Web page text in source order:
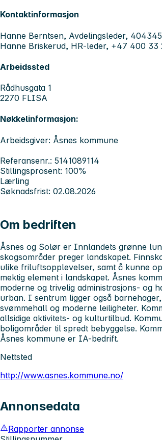
Kontaktinformasjon
Hanne Berntsen, Avdelingsleder,
Hanne Briskerud, HR-leder, +47 400 33
Arbeidssted
Rådhusgata 1
2270 FLISA
Nøkkelinformasjon:
Arbeidsgiver: Åsnes kommune
Referansenr.: 5141089114
Stillingsprosent: 100%
Lærling
Søknadsfrist: 02.08.2026
Om bedriften
Åsnes og Solør er Innlandets grønne
skogsområder preger landskapet.
ulike friluftsopplevelser, samt å kunne
mektig element i landskapet. Åsnes
moderne og trivelig administrasjons- og
urban. I sentrum ligger også
svømmehall og moderne leiligheter.
allsidige aktivitets- og kulturtilbud.
boligområder til spredt bebyggelse.
Åsnes kommune er IA-bedrift.
Nettsted
http://www.asnes.kommune.no/
Annonsedata
Rapporter annonse